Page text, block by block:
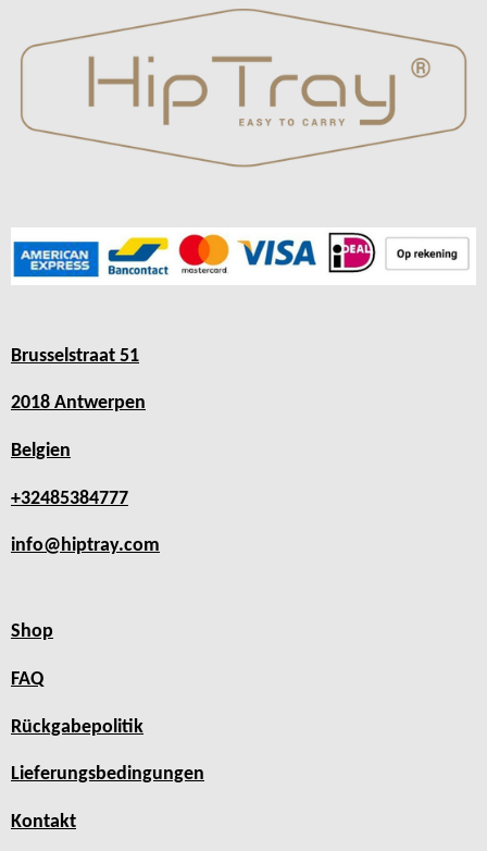
Brusselstraat 51
2018 Antwerpen
Belgien
+32485384777
info@hiptray.com
Shop
FAQ
Rückgabepolitik
Lieferungsbedingungen
Kontakt